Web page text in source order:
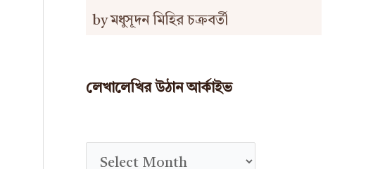
by মধুসূদন মিহির চক্রবর্তী
লেখালেখির উঠান আর্কাইভ